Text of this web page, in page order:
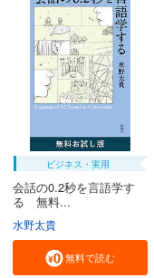
ビジネス・実用
会話の0.2秒を言語学す
る 無料...
水野太貴
無料で読む